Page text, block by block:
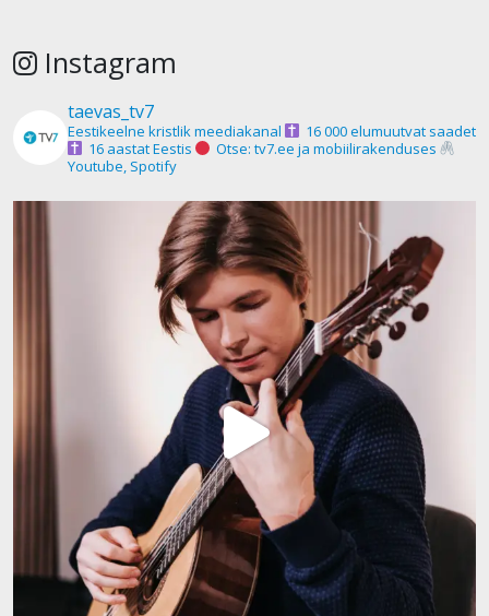
Instagram
taevas_tv7
Eestikeelne kristlik meediakanal
16 000 elumuutvat saadet
16 aastat Eestis
Otse: tv7.ee ja mobiilirakenduses
Youtube, Spotify